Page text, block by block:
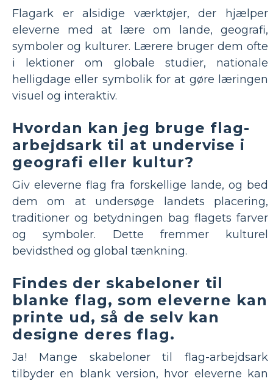
Flagark er alsidige værktøjer, der hjælper
eleverne med at lære om lande, geografi,
symboler og kulturer. Lærere bruger dem ofte
i lektioner om globale studier, nationale
helligdage eller symbolik for at gøre læringen
visuel og interaktiv.
Hvordan kan jeg bruge flag-
arbejdsark til at undervise i
geografi eller kultur?
Giv eleverne flag fra forskellige lande, og bed
dem om at undersøge landets placering,
traditioner og betydningen bag flagets farver
og symboler. Dette fremmer kulturel
bevidsthed og global tænkning.
Findes der skabeloner til
blanke flag, som eleverne kan
printe ud, så de selv kan
designe deres flag.
Ja! Mange skabeloner til flag-arbejdsark
tilbyder en blank version, hvor eleverne kan